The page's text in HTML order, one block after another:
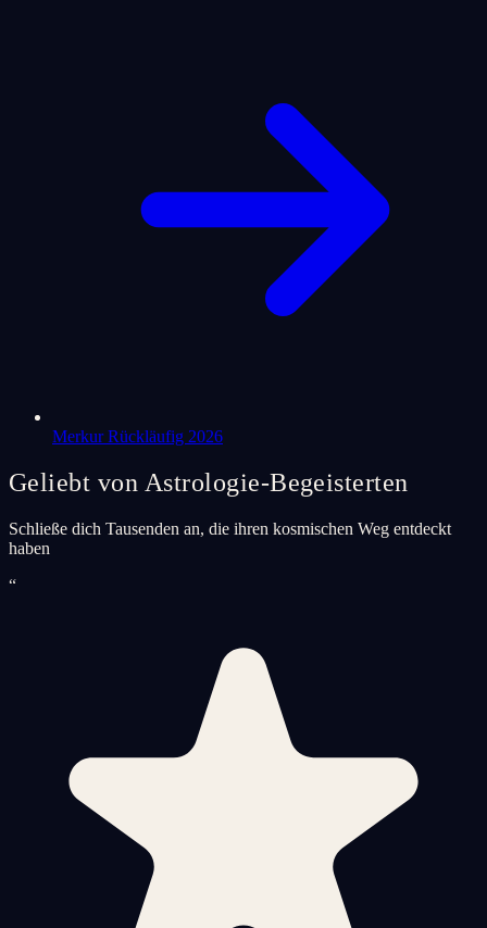
Merkur Rückläufig 2026
Geliebt von Astrologie-Begeisterten
Schließe dich Tausenden an, die ihren kosmischen Weg entdeckt
haben
“